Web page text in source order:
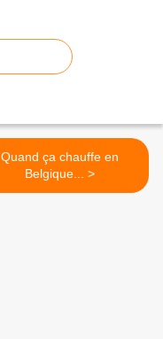
Quand ça chauffe en
Belgique... >